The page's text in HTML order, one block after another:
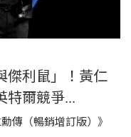
傑利鼠」！黃仁
特爾競爭...
傳（暢銷增訂版）》